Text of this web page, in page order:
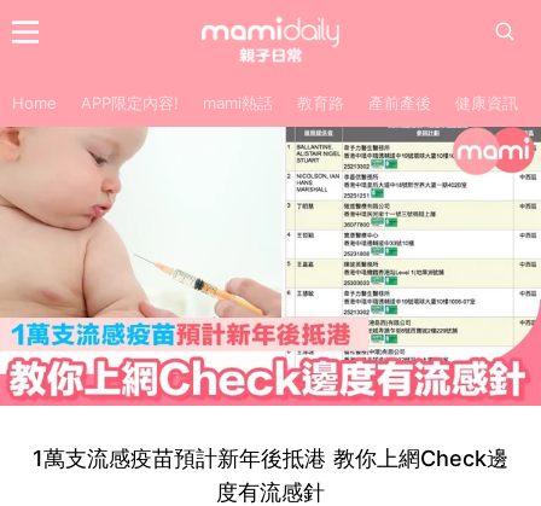
Home APP限定內容! mami熱話 教育路 產前產後 健康資訊
1萬支流感疫苗預計新年後抵港 教你上網Check邊
度有流感針